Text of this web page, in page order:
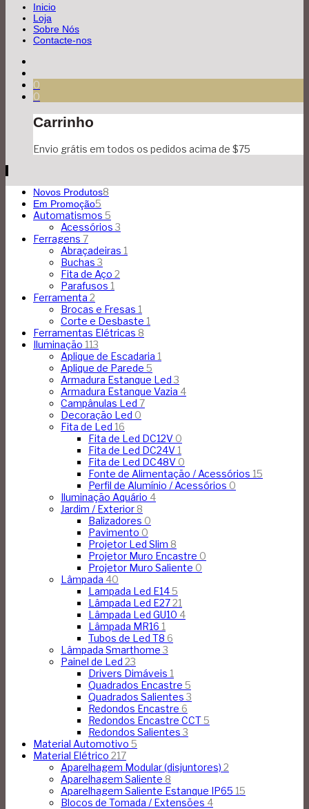
Inicio
Loja
Sobre Nós
Contacte-nos
0
0
Carrinho
Envio grátis em todos os pedidos acima de $75
Novos Produtos8
Em Promoção5
Automatismos 5
Acessórios3
Ferragens 7
Abraçadeiras 1
Buchas3
Fita de Aço 2
Parafusos 1
Ferramenta 2
Brocas e Fresas 1
Corte e Desbaste 1
Ferramentas Elétricas 8
Iluminação 113
Aplique de Escadaria 1
Aplique de Parede 5
Armadura Estanque Led3
Armadura Estanque Vazia 4
Campânulas Led 7
Decoração Led 0
Fita de Led 16
Fita de Led DC12V 0
Fita de Led DC24V 1
Fita de Led DC48V 0
Fonte de Alimentação / Acessórios 15
Perfil de Alumínio / Acessórios 0
Iluminação Aquário 4
Jardim / Exterior 8
Balizadores 0
Pavimento 0
Projetor Led Slim 8
Projetor Muro Encastre 0
Projetor Muro Saliente 0
Lâmpada 40
Lampada Led E145
Lâmpada Led E2721
Lâmpada Led GU10 4
Lâmpada MR16 1
Tubos de Led T8 6
Lâmpada Smarthome3
Painel de Led 23
Drivers Dimáveis 1
Quadrados Encastre 5
Quadrados Salientes3
Redondos Encastre 6
Redondos Encastre CCT5
Redondos Salientes3
Material Automotivo 5
Material Elétrico 217
Aparelhagem Modular (disjuntores) 2
Aparelhagem Saliente 8
Aparelhagem Saliente Estanque IP65 15
Blocos de Tomada / Extensões 4